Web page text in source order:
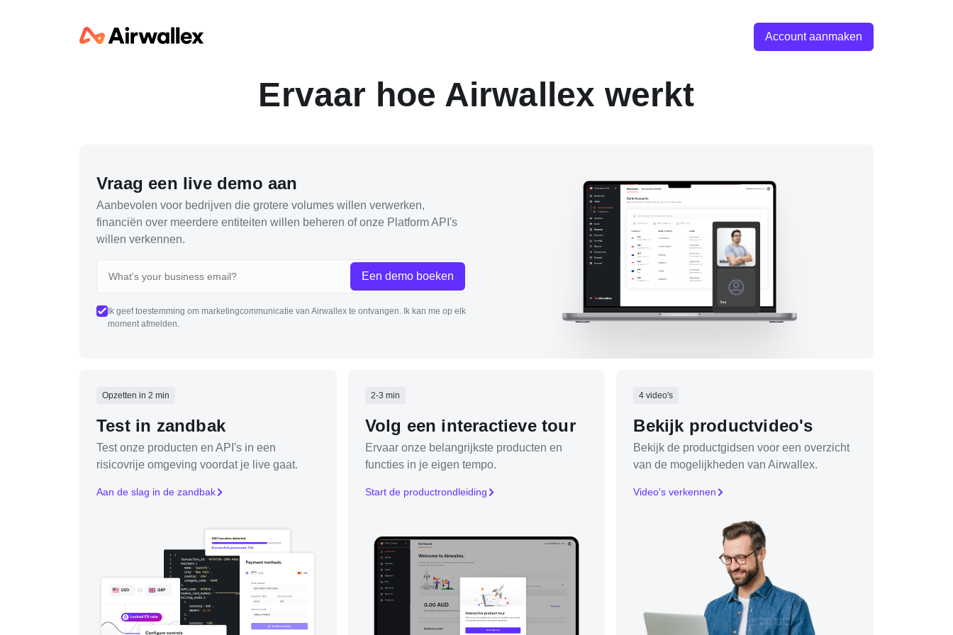
Account aanmaken
Ervaar hoe Airwallex werkt
Vraag een live demo aan
Aanbevolen voor bedrijven die grotere volumes willen verwerken,
financiën over meerdere entiteiten willen beheren of onze Platform API's
willen verkennen.
Een demo boeken
Ik geef toestemming om marketingcommunicatie van Airwallex te ontvangen. Ik kan me op elk
moment afmelden.
Opzetten in 2 min
Test in zandbak
Test onze producten en API's in een
risicovrije omgeving voordat je live gaat.
Aan de slag in de zandbak
2-3 min
Volg een interactieve tour
Ervaar onze belangrijkste producten en
functies in je eigen tempo.
Start de productrondleiding
4 video's
Bekijk productvideo's
Bekijk de productgidsen voor een overzicht
van de mogelijkheden van Airwallex.
Video's verkennen